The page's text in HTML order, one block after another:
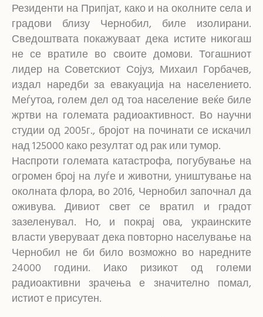
Резиденти на Припјат, како и на околните села и
градови близу Чернобил, биле изолирани.
Сведоштвата покажуваат дека истите никогаш
не се вратиле во своите домови. Тогашниот
лидер на Советскиот Сојуз, Михаил Горбачев,
издал наредби за евакуација на населението.
Меѓутоа, голем дел од тоа население веќе биле
жртви на големата радиоактивност. Во научни
студии од 2005г., бројот на починати се искачил
над 125000 како резултат од рак или тумор.
Наспроти големата катастрофа, погубување на
огромен број на луѓе и животни, уништување на
околната флора, во 2016, Чернобил започнал да
оживува. Дивиот свет се вратил и градот
зазеленувал. Но, и покрај ова, украинските
власти уверуваат дека повторно населување на
Чернобил не би било возможно во наредните
24000 години. Иако ризикот од големи
радиоактивни зрачења е значително помал,
истиот е присутен.